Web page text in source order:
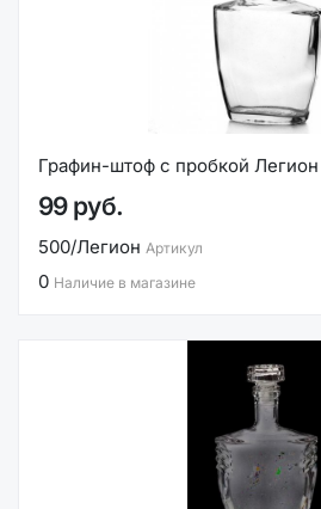
Графин-штоф с пробкой
99 руб.
500/Легион Артикул
0 Наличие в магазине